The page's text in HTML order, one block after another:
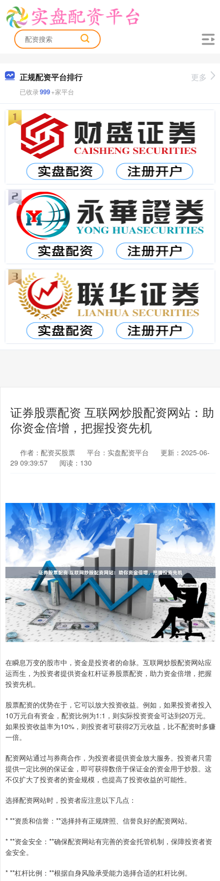
正规配资平台排行
已收录999+家平台
更多
证券股票配资 互联网炒股配资网站：助
你资金倍增，把握投资先机
作者：配资买股票 平台：实盘配资平台
更新：2025-06-
29 09:39:57
阅读：130
在瞬息万变的股市中，资金是投资者的命脉。互联网炒股配资网站应
运而生，为投资者提供资金杠杆证券股票配资，助力资金倍增，把握
投资先机。
股票配资的优势在于，它可以放大投资收益。例如，如果投资者投入
10万元自有资金，配资比例为1:1，则实际投资资金可达到20万元。
如果投资收益率为10%，则投资者可获得2万元收益，比不配资时多赚
一倍。
配资网站通过与券商合作，为投资者提供资金放大服务。投资者只需
提供一定比例的保证金，即可获得数倍于保证金的资金用于炒股。这
不仅扩大了投资者的资金规模，也提高了投资收益的可能性。
选择配资网站时，投资者应注意以下几点：
* **资质和信誉：**选择持有正规牌照、信誉良好的配资网站。
* **资金安全：**确保配资网站有完善的资金托管机制，保障投资者资
金安全。
* **杠杆比例：**根据自身风险承受能力选择合适的杠杆比例。